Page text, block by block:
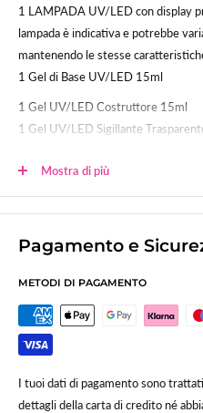
1 LAMPADA UV/LED con display
lampada è indicativa e potrebbe
mantenendo le stesse
1 Gel di Base UV/LED 15ml
1 Gel UV/LED Costruttore 15ml
1 Gel UV/LED Sigillante
disponibilità)
1 Gel color Camouflage 5ml (il
alla disponibilità)
1 Semipermanente Base/Sigillante
1 smalto semipermanente colorato
1 Super Primer 12ml
1 Olio per cuticole 12ml profumato
1 Cleaner sgrassante 100ml
250 Pads in cellulosa
Mostra di più
Pagamento e
METODI DI PAGAMENTO
I tuoi dati di pagamento sono
dettagli della carta di credito né